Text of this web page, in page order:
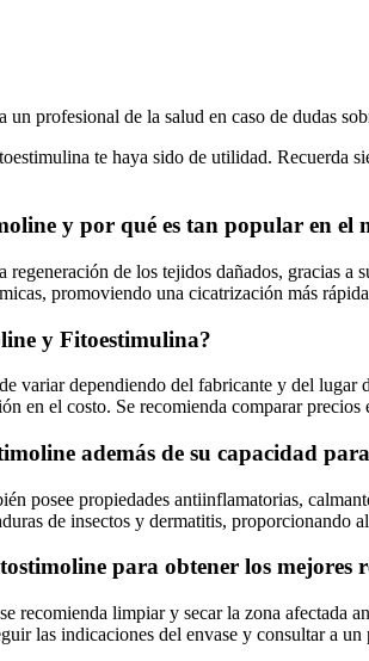
profesional de la salud en caso de dudas
te haya sido de utilidad. Recuerda
y por qué es tan popular en el
de los tejidos dañados, gracias a
promoviendo una cicatrización más
y Fitoestimulina?
variar dependiendo del fabricante y del lugar
en el costo. Se recomienda comparar
además de su capacidad
posee propiedades antiinflamatorias,
de insectos y dermatitis, proporcionando
para obtener los mejores
recomienda limpiar y secar la zona
las indicaciones del envase y consultar a